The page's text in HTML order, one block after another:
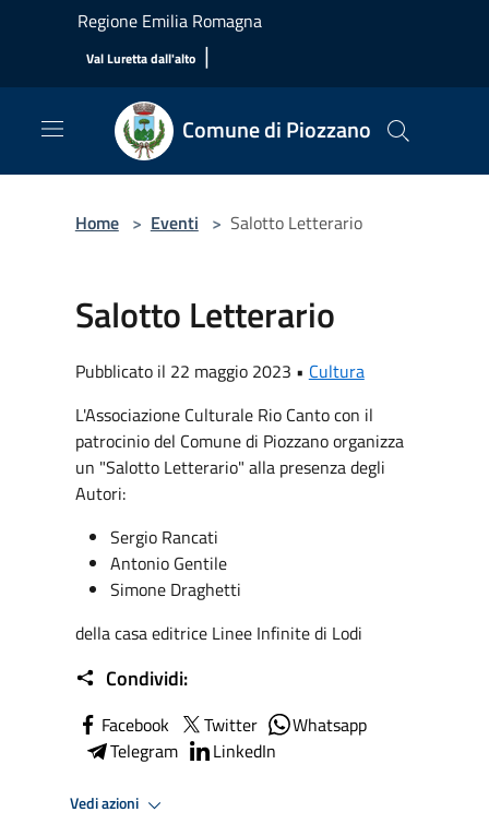
Salta al contenuto principale
Regione Emilia Romagna
Val Luretta dall'alto |
Comune di Piozzano
Home > Eventi > Salotto Letterario
Salotto Letterario
Pubblicato il 22 maggio 2023 • Cultura
L'Associazione Culturale Rio Canto con il
patrocinio del Comune di Piozzano organizza
un "Salotto Letterario" alla presenza degli
Autori:
Sergio Rancati
Antonio Gentile
Simone Draghetti
della casa editrice Linee Infinite di Lodi
Condividi:
Facebook Twitter
Whatsapp
Telegram
LinkedIn
Vedi azioni